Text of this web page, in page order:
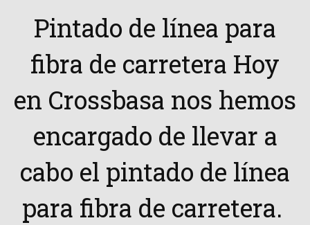
Pintado de línea para
fibra de carretera Hoy
en Crossbasa nos hemos
encargado de llevar a
cabo el pintado de línea
para fibra de carretera.